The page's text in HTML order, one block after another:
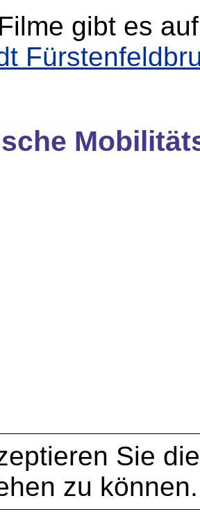
gibt es
Sie
zu können.